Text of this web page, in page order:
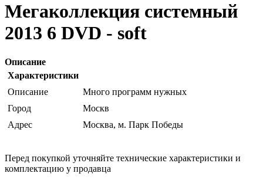
Мегаколлекция системный
2013 6 DVD - soft
Описание
Характеристики
Описание
Много программ нужных
Город
Москв
Адрес
Москва, м. Парк Победы
Перед покупкой уточняйте технические характеристики и
комплектацию у продавца